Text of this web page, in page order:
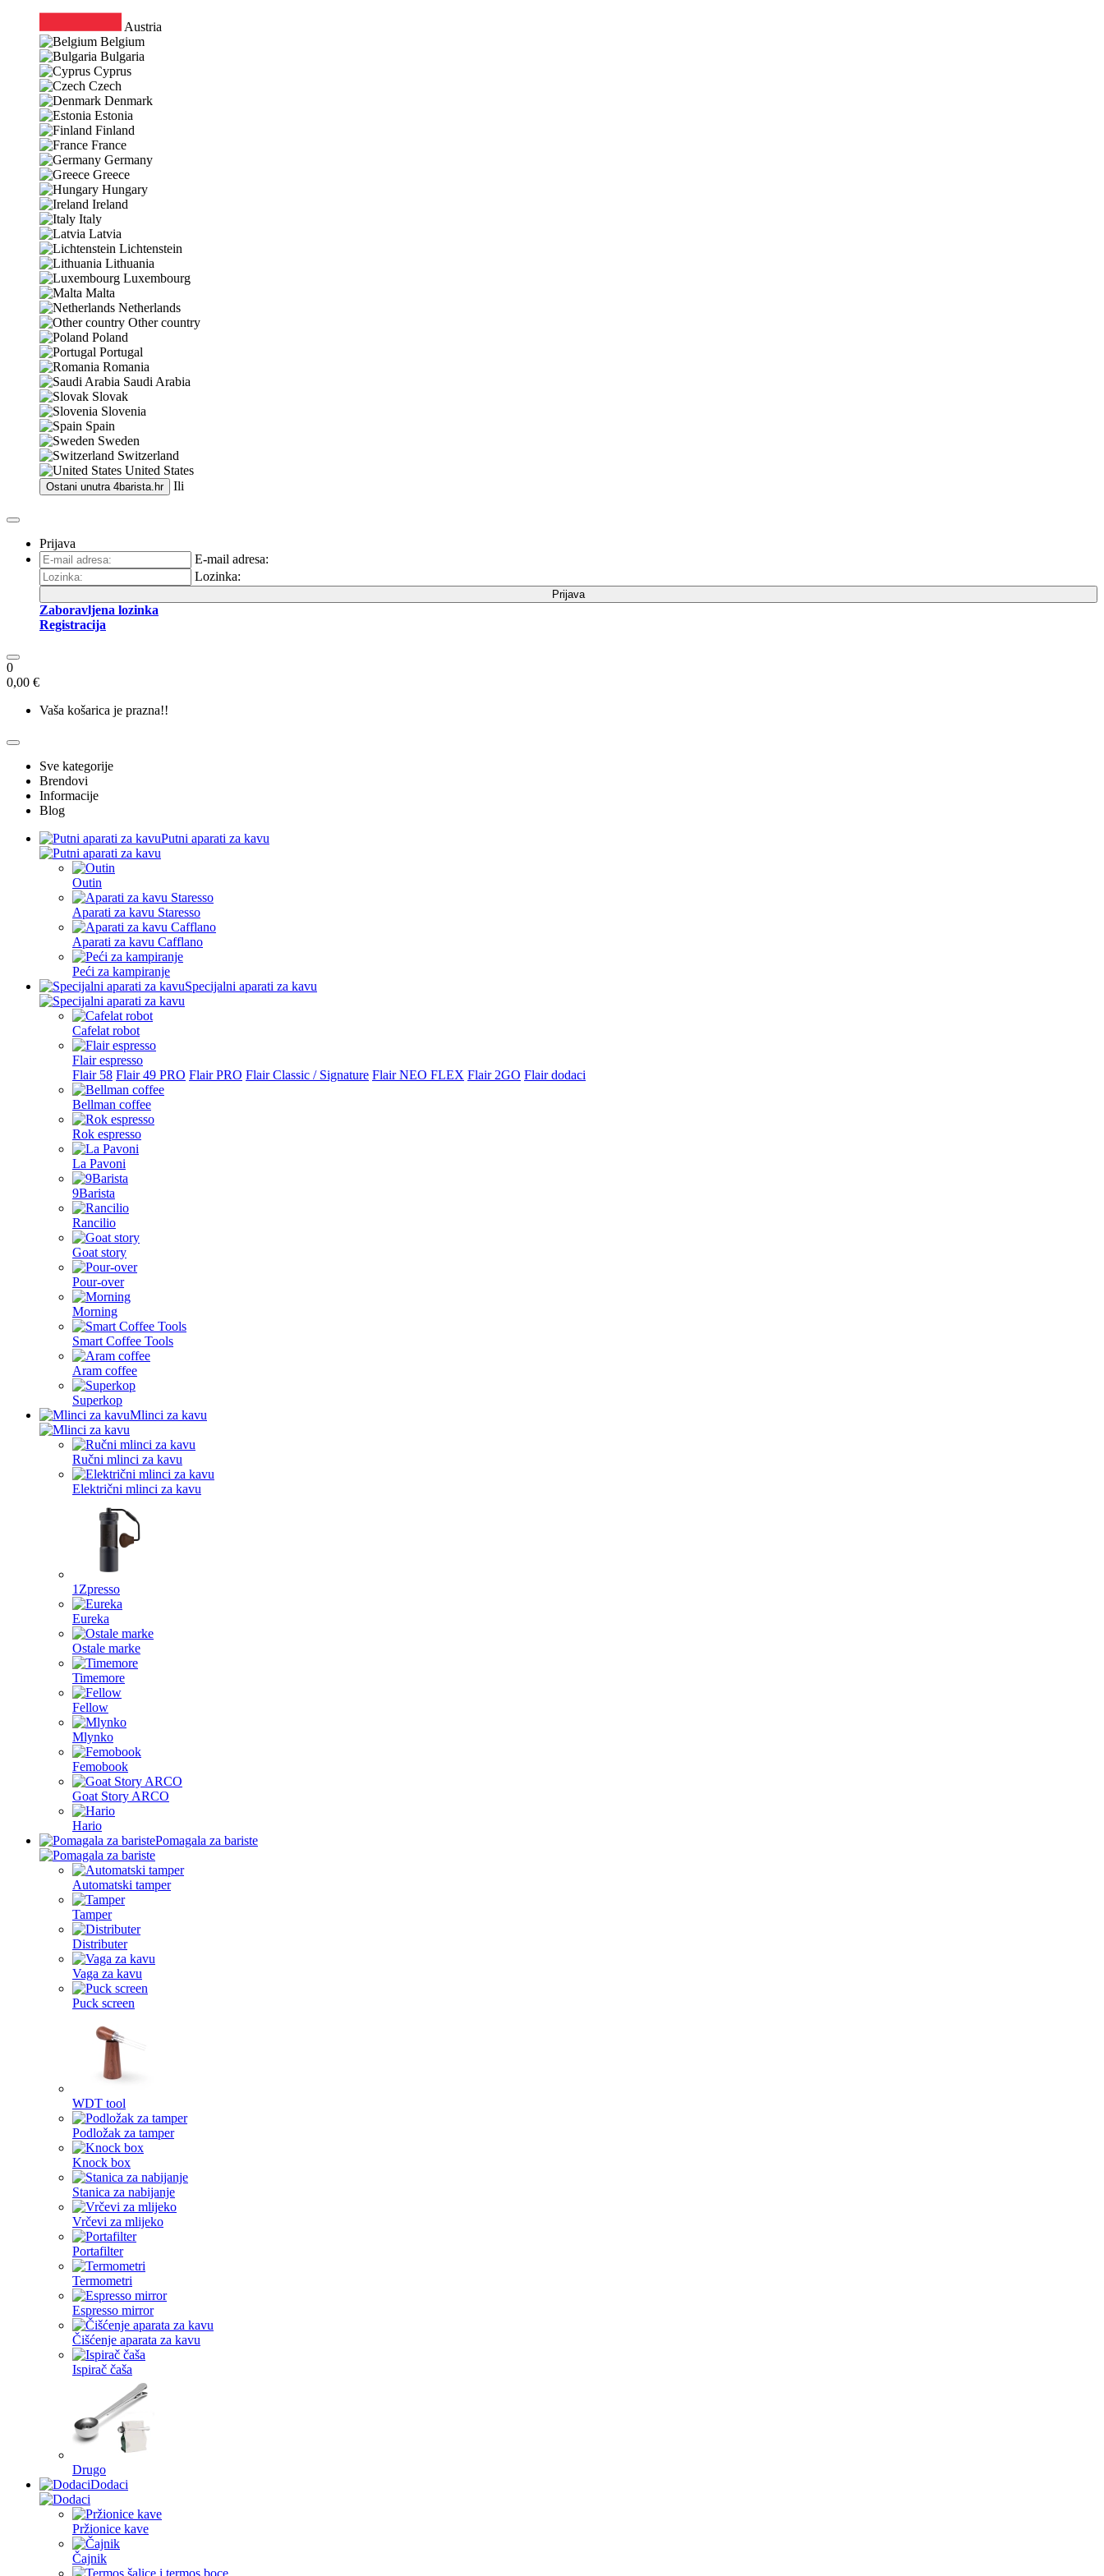
Austria
Belgium
Bulgaria
Cyprus
Czech
Denmark
Estonia
Finland
France
Germany
Greece
Hungary
Ireland
Italy
Latvia
Lichtenstein
Lithuania
Luxembourg
Malta
Netherlands
Other country
Poland
Portugal
Romania
Saudi Arabia
Slovak
Slovenia
Spain
Sweden
Switzerland
United States
Ostani unutra 4barista.hr Ili
Prijava
E-mail adresa:
Lozinka:
Prijava
Zaboravljena lozinka
Registracija
0
0,00 €
Vaša košarica je prazna!!
Sve kategorije
Brendovi
Informacije
Blog
Putni aparati za kavu
Outin
Aparati za kavu Staresso
Aparati za kavu Cafflano
Peći za kampiranje
Specijalni aparati za kavu
Cafelat robot
Flair espresso
Flair 58 Flair 49 PRO Flair PRO Flair Classic / Signature Flair NEO FLEX Flair 2GO Flair dodaci
Bellman coffee
Rok espresso
La Pavoni
9Barista
Rancilio
Goat story
Pour-over
Morning
Smart Coffee Tools
Aram coffee
Superkop
Mlinci za kavu
Ručni mlinci za kavu
Električni mlinci za kavu
1Zpresso
Eureka
Ostale marke
Timemore
Fellow
Mlynko
Femobook
Goat Story ARCO
Hario
Pomagala za bariste
Automatski tamper
Tamper
Distributer
Vaga za kavu
Puck screen
WDT tool
Podložak za tamper
Knock box
Stanica za nabijanje
Vrčevi za mlijeko
Portafilter
Termometri
Espresso mirror
Čišćenje aparata za kavu
Ispirač čaša
Drugo
Dodaci
Pržionice kave
Čajnik